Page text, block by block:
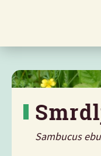
Sambucus